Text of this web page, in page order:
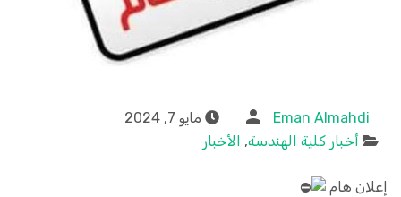
Eman Almahdi
مايو 7, 2024
أخبار كلية الهندسة, الأخبار
إعلان هام